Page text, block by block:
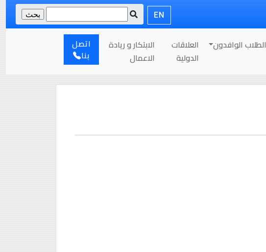
EN
الطلاب الوافدون
العلاقات
الدولية
الابتكار و ريادة
الاعمال
اتصل
بنا